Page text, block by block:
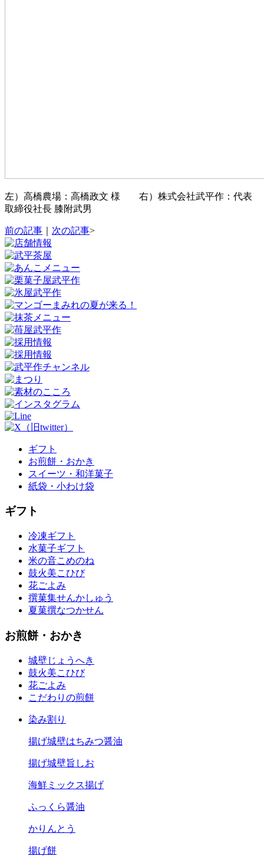
左）高橋農場：高橋政文 様 右）株式会社武平作：代表
取締役社長 膝附武男
前の記事 次の記事>
ギフト
お煎餅・おかき
スイーツ・和洋菓子
紙袋・小わけ袋
ギフト
冷凍ギフト
水菓子ギフト
米の音こめのね
鼓火美こひび
花ごよみ
撰菓集せんかしゅう
夏菓撰なつかせん
お煎餅・おかき
城壁じょうへき
鼓火美こひび
花ごよみ
こだわりの煎餅
染み割り
揚げ城壁はちみつ醤油
揚げ城壁旨しお
海鮮ミックス揚げ
ふっくら醤油
かりんとう
揚げ餅